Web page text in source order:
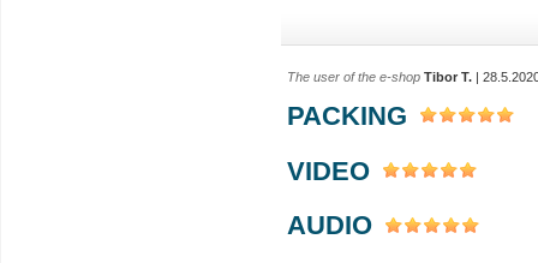
The user of the e-shop Tibor T. |
PACKING
VIDEO
AUDIO